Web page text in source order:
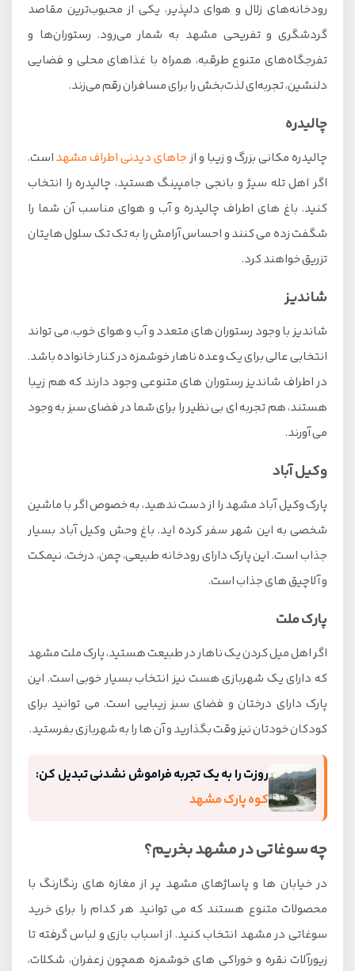
رودخانه‌های زلال و هوای دلپذیر، یکی از محبوب‌ترین مقاصد
گردشگری و تفریحی مشهد به شمار می‌رود. رستوران‌ها و
تفرجگاه‌های متنوع طرقبه، همراه با غذاهای محلی و فضایی
دلنشین، تجربه‌ای لذت‌بخش را برای مسافران رقم می‌زند.
چالیدره
چالیدره مکانی بزرگ و زیبا و ازجاهای دیدنی اطراف مشهداست.
اگر اهل تله سیژ و بانجی جامپینگ هستید، چالیدره را انتخاب
کنید. باغ های اطراف چالیدره و آب و هوای مناسب آن شما را
شگفت زده می کنند و احساس آرامش را به تک تک سلول هایتان
تزریق خواهند کرد.
شاندیز
شاندیز با وجود رستوران های متعدد و آب و هوای خوب، می تواند
انتخابی عالی برای یک وعده ناهار خوشمزه در کنار خانواده باشد.
در اطراف شاندیز رستوران های متنوعی وجود دارند که هم زیبا
هستند، هم تجربه ای بی نظیر را برای شما در فضای سبز به وجود
می آورند.
وکیل آباد
پارک وکیل آباد مشهد را از دست ندهید، به خصوص اگر با ماشین
شخصی به این شهر سفر کرده اید. باغ وحش وکیل آباد بسیار
جذاب است. این پارک دارای رودخانه طبیعی، چمن، درخت، نیمکت
و آلاچیق های جذاب است.
پارک ملت
اگر اهل میل کردن یک ناهار در طبیعت هستید، پارک ملت مشهد
که دارای یک شهربازی هست نیز انتخاب بسیار خوبی است. این
پارک دارای درختان و فضای سبز زیبایی است. می توانید برای
کودکان خودتان نیز وقت بگذارید و آن ها را به شهربازی بفرستید.
روزت را به یک تجربه فراموش نشدنی تبدیل کن:
کوه پارک مشهد
چه سوغاتی در مشهد بخریم؟
در خیابان ها و پاساژهای مشهد پر از مغازه های رنگارنگ با
محصولات متنوع هستند که می توانید هر کدام را برای خرید
سوغاتی در مشهد انتخاب کنید. از اسباب بازی و لباس گرفته تا
زیورآلات نقره و خوراکی های خوشمزه همچون زعفران، شکلات،